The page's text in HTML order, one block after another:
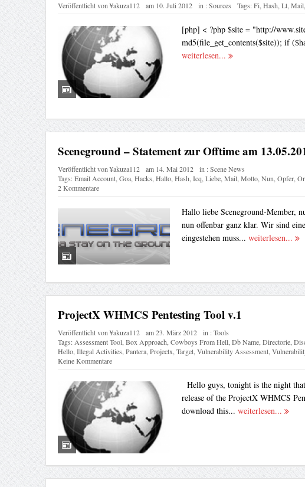
Veröffentlicht von¥akuza112 am 10. Juli 2012 in :Sources Tags:Fi,Hash,Lt,Mail,
[php] < ?php $site = "http://
md5(file_get_contents($site)); if
weiterlesen...
Sceneground – Statement zur Offtime am
Veröffentlicht von¥akuza112 am 14. Mai 2012 in :Scene News
Tags:Email Account,Goa,Hacks,Hallo,Hash,Icq,Liebe,Mail,Motto,Nun,Opfer,
2 Kommentare
Hallo liebe Sceneground-Member,
nun offenbar ganz klar. Wir sind
eingestehen muss... weiterlesen...
ProjectX WHMCS Pentesting Tool v.1
Veröffentlicht von¥akuza112 am23. März 2012 in :Tools
Tags:Assessment Tool,Box Approach,Cowboys From Hell,Db Name,Directorie,
Hello,Illegal Activities,Pantera,Projectx,Target,Vulnerability Assessment,
Keine Kommentare
Hello guys, tonight is the night
release of the ProjectX WHMCS
download this... weiterlesen...